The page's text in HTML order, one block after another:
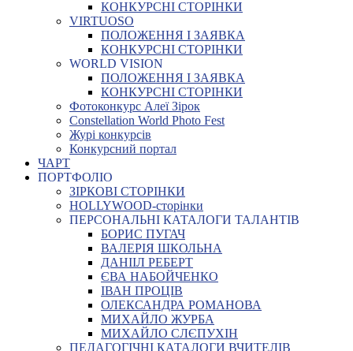
КОНКУРСНІ СТОРІНКИ
VIRTUOSO
ПОЛОЖЕННЯ І ЗАЯВКА
КОНКУРСНІ СТОРІНКИ
WORLD VISION
ПОЛОЖЕННЯ І ЗАЯВКА
КОНКУРСНІ СТОРІНКИ
Фотоконкурс Алеї Зірок
Constellation World Photo Fest
Журі конкурсів
Конкурсний портал
ЧАРТ
ПОРТФОЛІО
ЗІРКОВІ СТОРІНКИ
HOLLYWOOD-сторінки
ПЕРСОНАЛЬНІ КАТАЛОГИ ТАЛАНТІВ
БОРИС ПУГАЧ
ВАЛЕРІЯ ШКОЛЬНА
ДАНІІЛ РЕБЕРТ
ЄВА НАБОЙЧЕНКО
ІВАН ПРОЦІВ
ОЛЕКСАНДРА РОМАНОВА
МИХАЙЛО ЖУРБА
МИХАЙЛО СЛЄПУХІН
ПЕДАГОГІЧНІ КАТАЛОГИ ВЧИТЕЛІВ